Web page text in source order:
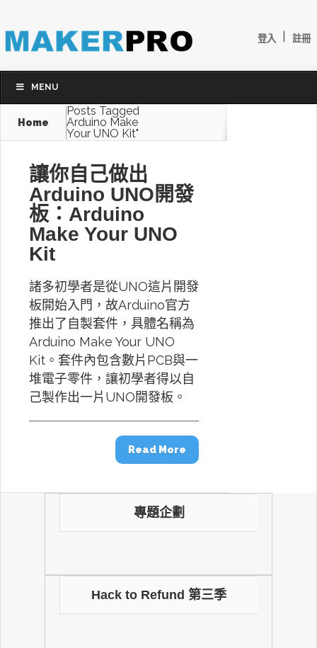
登入 註冊
MENU
Home
Posts Tagged
Arduino Make
Your UNO Kit"
讓你自己做出
Arduino UNO開發
板：Arduino
Make Your UNO
Kit
諸多初學者是從UNO這片開發
板開始入門，故Arduino官方
推出了自製套件，具體名稱為
Arduino Make Your UNO
Kit。套件內包含數片PCB與一
堆電子零件，讓初學者得以自
己製作出一片UNO開發板。
Read More
專題企劃
Hack to Refund 第三季